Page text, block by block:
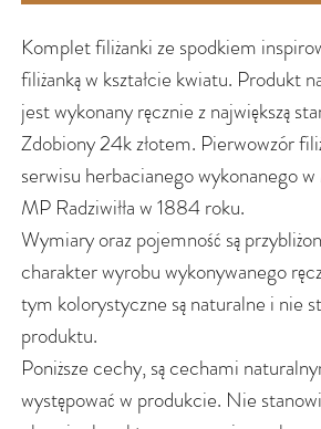
Komplet filiżanki ze spodkiem
filiżanką w kształcie kwiatu. Produkt
jest wykonany ręcznie z największą
Zdobiony 24k złotem. Pierwowzór
serwisu herbacianego wykonanego
MP Radziwiłła w 1884 roku.
Wymiary oraz pojemność są
charakter wyrobu wykonywanego
tym kolorystyczne są naturalne i nie
produktu.
Poniższe cechy, są cechami
występować w produkcie. Nie